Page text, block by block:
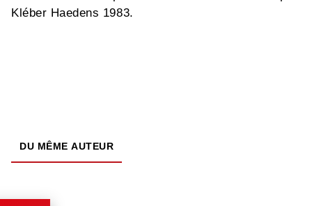
Kléber Haedens 1983.
DU MÊME AUTEUR